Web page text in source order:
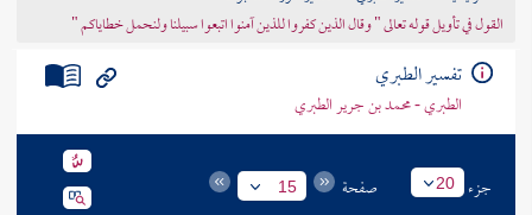
القول في تأويل قوله تعالى " وقال الذين كفروا للذين آمنوا اتبعوا سبيلنا ولنحمل خطاياكم "
تفسير الطبري
الطبري - محمد بن جرير الطبري
جزء 20 صفحة 15